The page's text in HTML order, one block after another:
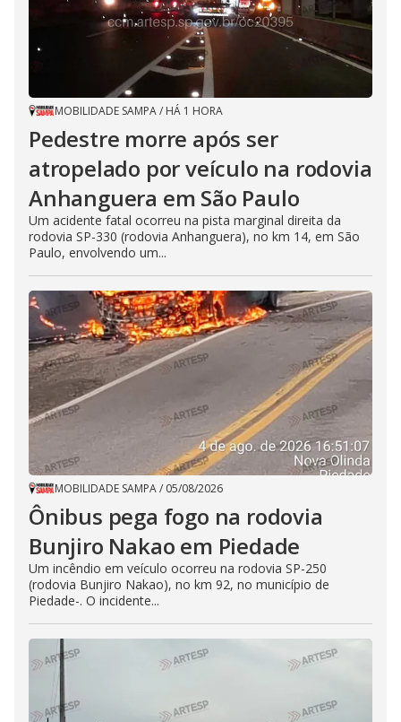
MOBILIDADE SAMPA/ HÁ 1 HORA
Pedestre morre após ser
atropelado por veículo na rodovia
Anhanguera em São Paulo
Um acidente fatal ocorreu na pista marginal direita da
rodovia SP-330 (rodovia Anhanguera), no km 14, em São
Paulo, envolvendo um...
MOBILIDADE SAMPA/ 05/08/2026
Ônibus pega fogo na rodovia
Bunjiro Nakao em Piedade
Um incêndio em veículo ocorreu na rodovia SP-250
(rodovia Bunjiro Nakao), no km 92, no município de
Piedade-. O incidente...